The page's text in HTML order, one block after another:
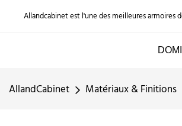
Allandcabinet est l'une des meilleures armoires
AllandCabinet Matériaux & Finitions